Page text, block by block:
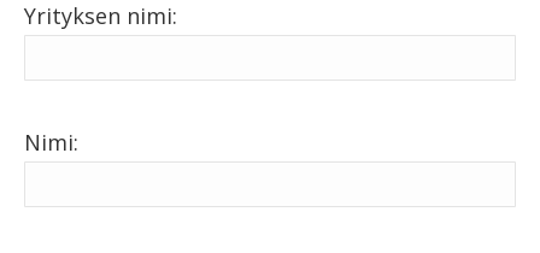
Yrityksen nimi:
Nimi: